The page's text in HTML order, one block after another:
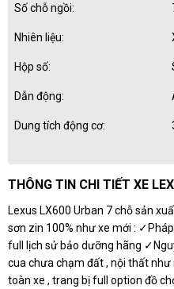
Số chỗ ngồi:
Nhiên liệu:
Hộp số:
Dẫn động:
Dung tích động cơ:
THÔNG TIN CHI TIẾT XE
Lexus LX600 Urban 7 chỗ sản
sơn zin 100% như xe mới :
full lịch sử bảo dưỡng hãng
cua chưa chạm đất , nội thất
toàn xe , trang bị full option đồ